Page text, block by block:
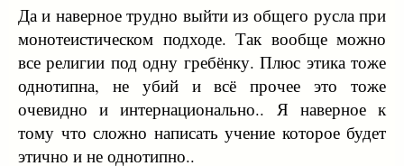
Да и наверное трудно выйти из общего русла при
монотеистическом подходе. Так вообще можно
все религии под одну гребёнку. Плюс этика тоже
однотипна, не убий и всё прочее это тоже
очевидно и интернационально.. Я наверное к
тому что сложно написать учение которое будет
этично и не однотипно..